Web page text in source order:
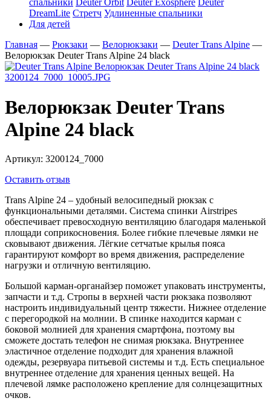
спальники Deuter Orbit Deuter Exosphere
Deuter
DreamLite Стретч Удлиненные спальники
Для детей
Главная — Рюкзаки — Велорюкзаки — Deuter Trans Alpine —
Велорюкзак Deuter Trans Alpine 24 black
Велорюкзак Deuter Trans
Alpine 24 black
Артикул: 3200124_7000
Оставить отзыв
Trans Alpine 24 – удобный велосипедный рюкзак с
функциональными деталями. Система спинки Airstripes
обеспечивает превосходную вентиляцию благодаря маленькой
площади соприкосновения. Более гибкие плечевые лямки не
сковывают движения. Лёгкие сетчатые крылья пояса
гарантируют комфорт во время движения, распределение
нагрузки и отличную вентиляцию.
Большой карман-органайзер поможет упаковать инструменты,
запчасти и т.д. Стропы в верхней части рюкзака позволяют
настроить индивидуальный центр тяжести. Нижнее отделение
с перегородкой на молнии. В спинке находится карман с
боковой молнией для хранения смартфона, поэтому вы
сможете достать телефон не снимая рюкзака. Внутреннее
эластичное отделение подходит для хранения влажной
одежды, резервуара питьевой системы и т.д. Есть специальное
внутреннее отделение для хранения ценных вещей. На
плечевой лямке расположено крепление для солнцезащитных
очков.